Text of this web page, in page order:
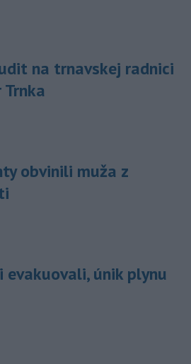
na trnavskej radnici
obvinili muža z
evakuovali, únik plynu